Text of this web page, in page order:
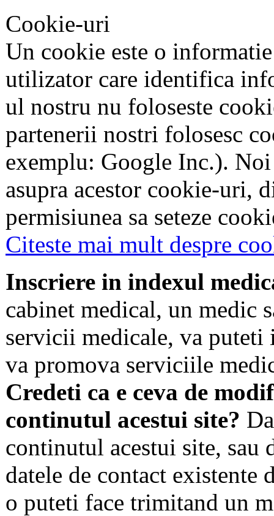
Cookie-uri
Un cookie este o
utilizator care identifica
ul nostru nu foloseste
partenerii nostri folosesc
exemplu: Google Inc.).
asupra acestor cookie-uri,
permisiunea sa seteze
Citeste mai mult despre
Inscriere in indexul
cabinet medical, un medic
servicii medicale, va puteti
va promova serviciile
Credeti ca e ceva de
continutul acestui site?
continutul acestui site, sau
datele de contact existente
o puteti face trimitand un